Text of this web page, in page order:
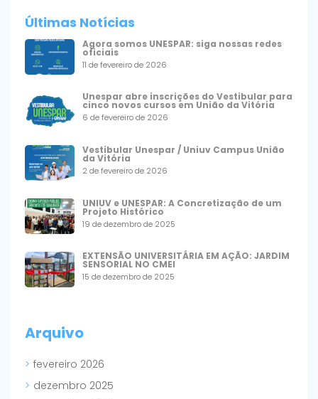
Últimas Notícias
Agora somos UNESPAR: siga nossas redes
oficiais
11 de fevereiro de 2026
Unespar abre inscrições do Vestibular para
cinco novos cursos em União da Vitória
6 de fevereiro de 2026
Vestibular Unespar / Uniuv Campus União
da Vitória
2 de fevereiro de 2026
UNIUV e UNESPAR: A Concretização de um
Projeto Histórico
19 de dezembro de 2025
EXTENSÃO UNIVERSITÁRIA EM AÇÃO: JARDIM
SENSORIAL NO CMEI
15 de dezembro de 2025
Arquivo
fevereiro 2026
dezembro 2025